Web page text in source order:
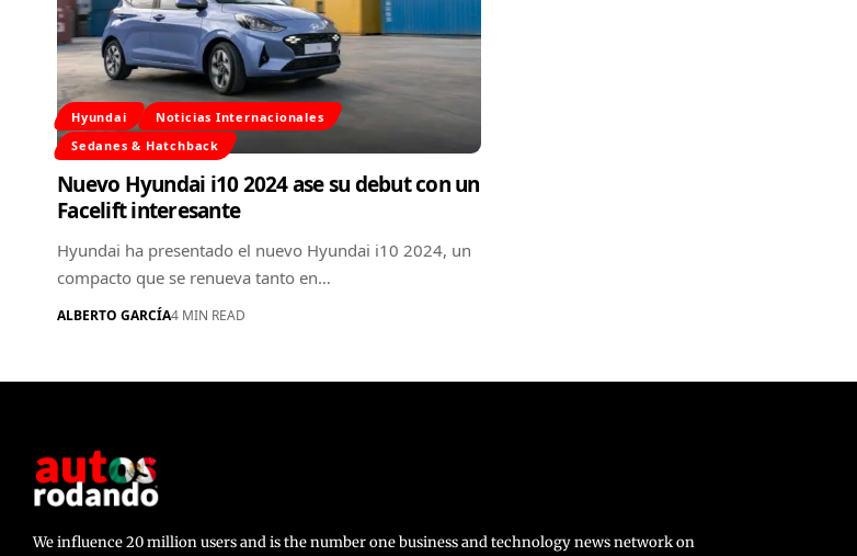
Hyundai
Noticias Internacionales
Sedanes & Hatchback
Nuevo Hyundai i10 2024 ase su debut con un
Facelift interesante
Hyundai ha presentado el nuevo Hyundai i10 2024, un
compacto que se renueva tanto en…
ALBERTO GARCÍA4 MIN READ
We influence 20 million users and is the number one business and technology news network on